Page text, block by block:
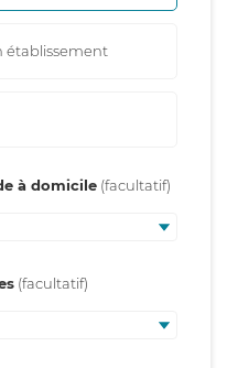
établissement
à domicile